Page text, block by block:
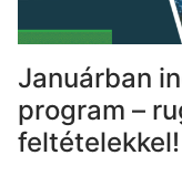
Januárban
program –
feltételekkel!